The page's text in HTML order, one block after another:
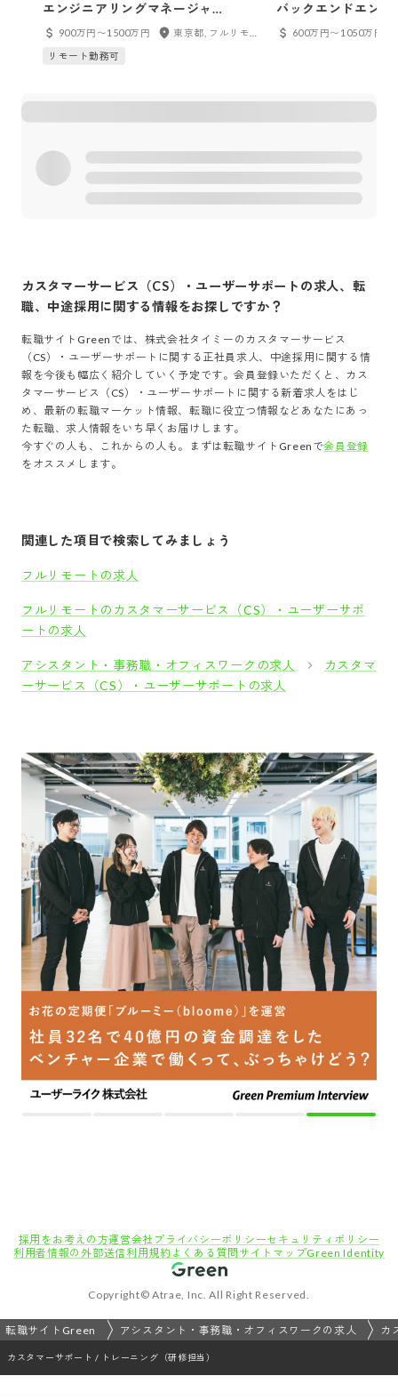
エンジニアリングマネージャ
ー/Engineering Manager
900万円〜1500万円
リモート勤務可
バックエンドエン
Engineer Backend
600万円〜1050万円
カスタマーサービス（CS）・ユーザーサポート の求人、転
職、中途採用に関する情報をお探しですか？
転職サイトGreenでは、 株式会社タイミー の カスタマーサービス
（CS）・ユーザーサポート に関する正社員求人、中途採用に関する情
報を今後も幅広く紹介していく予定です。会員登録いただくと、
カス
タマーサービス（CS）・ユーザーサポート に関する新着求人をはじ
め、最新の転職マーケット情報、転職に役立つ情報などあなたにあっ
た転職、求人情報をいち早くお届けします。
今すぐの人も、これからの人も。まずは転職サイトGreenで会員登録
をオススメします。
関連した項目で検索してみましょう
フルリモートの求人
フルリモートのカスタマーサービス（CS）・ユーザーサポ
ートの求人
アシスタント・事務職・オフィスワークの求人
カスタマ
ーサービス（CS）・ユーザーサポートの求人
採用をお考えの方運営会社 プライバシーポリシーセキュリティポリシー
利用者情報の外部送信利用規約 よくある質問 サイトマップGreen Identity
Copyright© Atrae, Inc. All Right Reserved.
転職サイトGreen アシスタント・事務職・オフィスワークの求人 カ
カスタマーサポート / トレーニング（研修担当）